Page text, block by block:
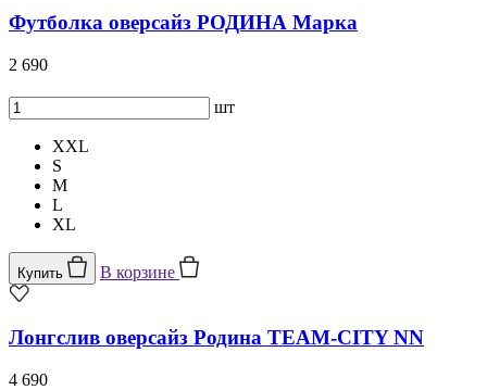
Футболка оверсайз РОДИНА Марка
2 690
шт
XXL
S
M
L
XL
Купить В корзине
Лонгслив оверсайз Родина TEAM-CITY NN
4 690